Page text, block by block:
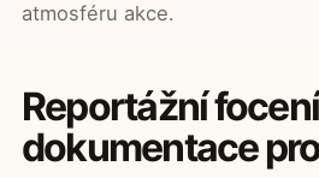
atmosféru akce.
Reportážní
dokumentace